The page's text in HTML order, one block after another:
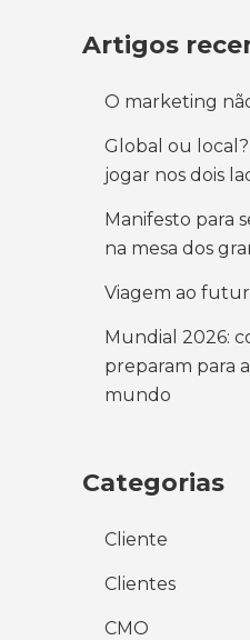
Artigos
O marketing
Global ou
jogar nos dois
Manifesto para
na mesa dos
Viagem ao
Mundial 2026:
preparam para
mundo
Categorias
Cliente
Clientes
CMO